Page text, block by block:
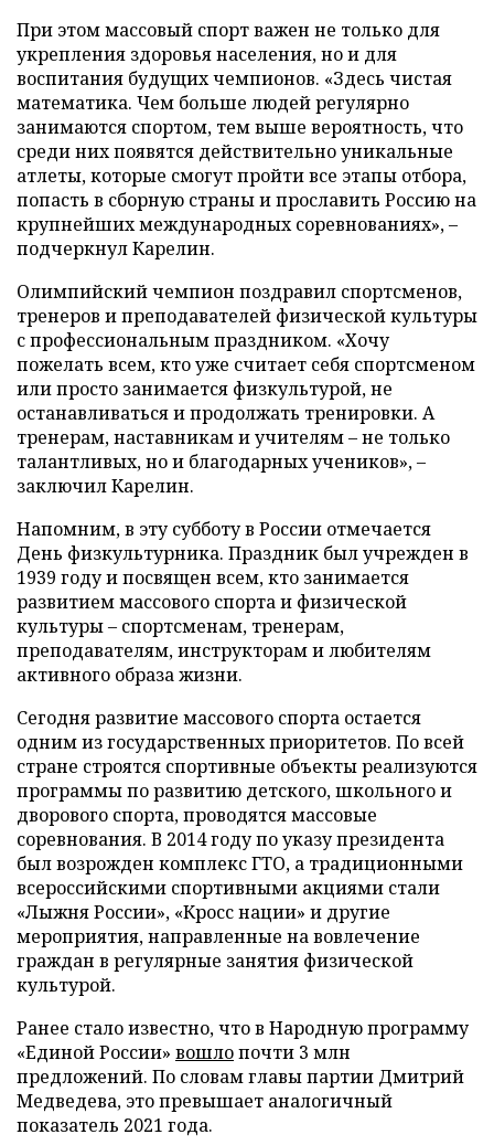
При этом массовый спорт важен не только для
укрепления здоровья населения, но и для
воспитания будущих чемпионов. «Здесь чистая
математика. Чем больше людей регулярно
занимаются спортом, тем выше вероятность, что
среди них появятся действительно уникальные
атлеты, которые смогут пройти все этапы отбора,
попасть в сборную страны и прославить Россию на
крупнейших международных соревнованиях», –
подчеркнул Карелин.
Олимпийский чемпион поздравил спортсменов,
тренеров и преподавателей физической культуры
с профессиональным праздником. «Хочу
пожелать всем, кто уже считает себя спортсменом
или просто занимается физкультурой, не
останавливаться и продолжать тренировки. А
тренерам, наставникам и учителям – не только
талантливых, но и благодарных учеников», –
заключил Карелин.
Напомним, в эту субботу в России отмечается
День физкультурника. Праздник был учрежден в
1939 году и посвящен всем, кто занимается
развитием массового спорта и физической
культуры – спортсменам, тренерам,
преподавателям, инструкторам и любителям
активного образа жизни.
Сегодня развитие массового спорта остается
одним из государственных приоритетов. По всей
стране строятся спортивные объекты реализуются
программы по развитию детского, школьного и
дворового спорта, проводятся массовые
соревнования. В 2014 году по указу президента
был возрожден комплекс ГТО, а традиционными
всероссийскими спортивными акциями стали
«Лыжня России», «Кросс нации» и другие
мероприятия, направленные на вовлечение
граждан в регулярные занятия физической
культурой.
Ранее стало известно, что в Народную программу
«Единой России» вошлопочти 3 млн
предложений. По словам главы партии Дмитрий
Медведева, это превышает аналогичный
показатель 2021 года.